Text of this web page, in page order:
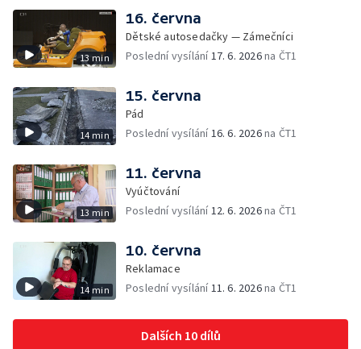
13 min
16. června
Dětské autosedačky — Zámečníci
Poslední vysílání17. 6. 2026na ČT1
14 min
15. června
Pád
Poslední vysílání16. 6. 2026na ČT1
13 min
11. června
Vyúčtování
Poslední vysílání12. 6. 2026na ČT1
14 min
10. června
Reklamace
Poslední vysílání11. 6. 2026na ČT1
Dalších 10 dílů